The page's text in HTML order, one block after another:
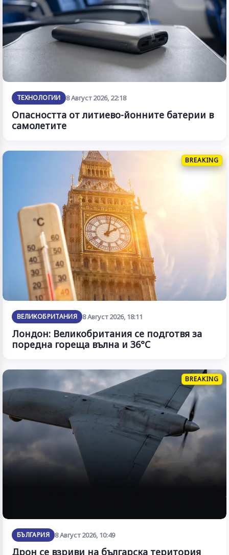
ТЕХНОЛОГИИ 8 Август 2026, 22:18
Опасността от литиево-йонните батерии в
самолетите
BREAKING
ВЕЛИКОБРИТАНИЯ 8 Август 2026, 18:11
Лондон: Великобритания се подготвя за
поредна гореща вълна и 36°C
BREAKING
БЪЛГАРИЯ 8 Август 2026, 10:49
Дрон се взриви на българска територия